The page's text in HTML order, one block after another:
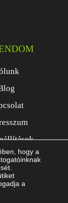
fenntartva.
hogy a
a